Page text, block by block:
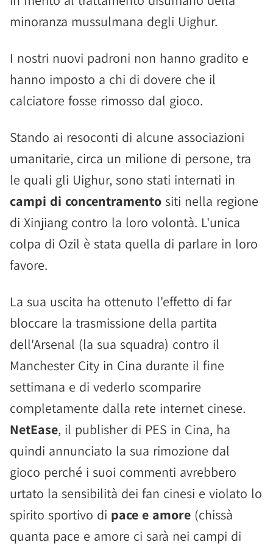
minoranza mussulmana degli Uighur.
I nostri nuovi padroni non hanno gradito e
hanno imposto a chi di dovere che il
calciatore fosse rimosso dal gioco.
Stando ai resoconti di alcune associazioni
umanitarie, circa un milione di persone, tra
le quali gli Uighur, sono stati internati in
campi di concentramento siti nella regione
di Xinjiang contro la loro volontà. L'unica
colpa di Ozil è stata quella di parlare in loro
favore.
La sua uscita ha ottenuto l'effetto di far
bloccare la trasmissione della partita
dell'Arsenal (la sua squadra) contro il
Manchester City in Cina durante il fine
settimana e di vederlo scomparire
completamente dalla rete internet cinese.
NetEase, il publisher di PES in Cina, ha
quindi annunciato la sua rimozione dal
gioco perché i suoi commenti avrebbero
urtato la sensibilità dei fan cinesi e violato lo
spirito sportivo di pace e amore (chissà
quanta pace e amore ci sarà nei campi di